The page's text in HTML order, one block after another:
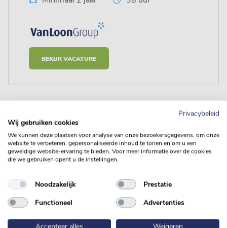
BEKIJK VACATURE
tussen?
Maar ben je wel enthousiast geworden over Van Loon
Privacybeleid
Wij gebruiken cookies
We kunnen deze plaatsen voor analyse van onze bezoekersgegevens, om onze
website te verbeteren, gepersonaliseerde inhoud te tonen en om u een
geweldige website-ervaring te bieden. Voor meer informatie over de cookies
die we gebruiken opent u de instellingen.
Noodzakelijk
Prestatie
Functioneel
Advertenties